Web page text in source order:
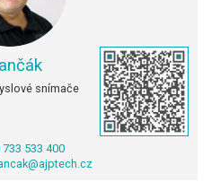
snímače
733 533 400